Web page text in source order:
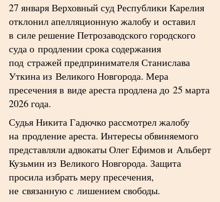
27 января Верховный суд Республики Карелия
отклонил апелляционную жалобу и оставил
в силе решение Петрозаводского городского
суда о продлении срока содержания
под стражей предпринимателя Станислава
Уткина из Великого Новгорода. Мера
пресечения в виде ареста продлена до 25 марта
2026 года.
Судья Никита Гадючко рассмотрел жалобу
на продление ареста. Интересы обвиняемого
представляли адвокаты Олег Ефимов и Альберт
Кузьмин из Великого Новгорода. Защита
просила избрать меру пресечения,
не связанную с лишением свободы.